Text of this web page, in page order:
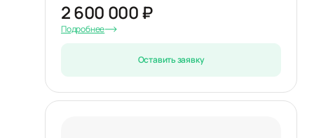
2 600 000 ₽
Подробнее
Оставить заявку